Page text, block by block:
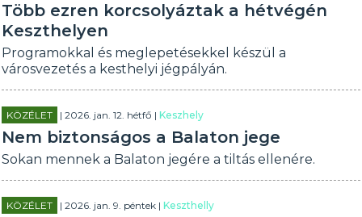
Több ezren korcsolyáztak a hétvégén
Keszthelyen
Programokkal és meglepetésekkel készül a
városvezetés a kesthelyi jégpályán.
KÖZÉLET | 2026. jan. 12. hétfő |Keszhely
Nem biztonságos a Balaton jege
Sokan mennek a Balaton jegére a tiltás ellenére.
KÖZÉLET | 2026. jan. 9. péntek |Keszthelly